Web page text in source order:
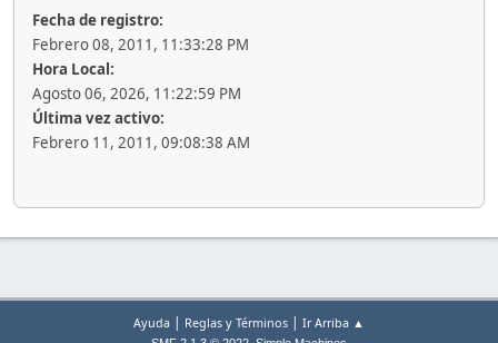
Fecha de registro:
Febrero 08, 2011, 11:33:28 PM
Hora Local:
Agosto 06, 2026, 11:22:59 PM
Última vez activo:
Febrero 11, 2011, 09:08:38 AM
Ayuda | Reglas y Términos | Ir Arriba ▲